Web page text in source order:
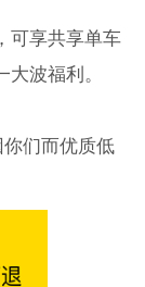
享共享单车
波福利。
们而优质低